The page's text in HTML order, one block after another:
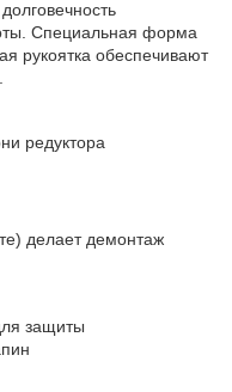
Специальная форма
рукоятка обеспечивают
редуктора
делает демонтаж
защиты